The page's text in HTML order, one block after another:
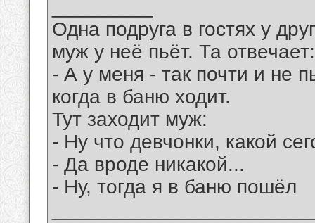
Одна подруга в гостях у
муж у неё пьёт. Та отвечает:
- А у меня - так почти и не
когда в баню ходит.
Тут заходит муж:
- Ну что девчонки, какой
- Да вроде никакой...
- Ну, тогда я в баню пошёл